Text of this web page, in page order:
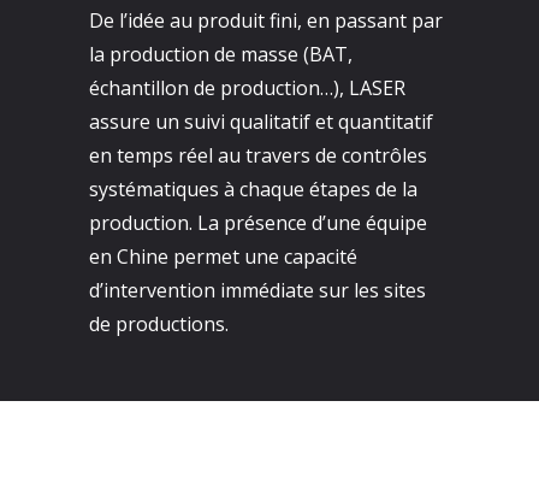
De l’idée au produit fini, en passant par
la production de masse (BAT,
échantillon de production…), LASER
assure un suivi qualitatif et quantitatif
en temps réel au travers de contrôles
systématiques à chaque étapes de la
production. La présence d’une équipe
en Chine permet une capacité
d’intervention immédiate sur les sites
de productions.